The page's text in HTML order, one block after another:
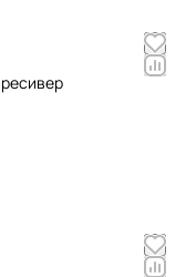
ресивер